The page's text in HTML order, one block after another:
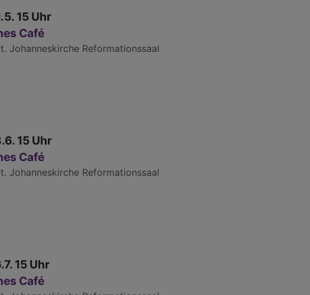
15 Uhr
Café
Johanneskirche Reformationssaal
15 Uhr
Café
Johanneskirche Reformationssaal
15 Uhr
Café